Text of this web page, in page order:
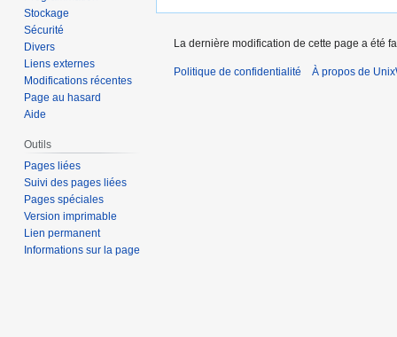
la
la
Stockage
Sécurité
Divers
Liens externes
Modifications récentes
Page au hasard
Aide
Outils
Pages liées
Suivi des pages liées
Pages spéciales
Version imprimable
Lien permanent
Informations sur la page
La dernière modification de cette page a été
Politique de confidentialité À propos de